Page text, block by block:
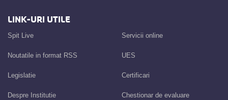
LINK-URI UTILE
Spit Live
Noutatile in format RSS
Legislatie
Despre Institutie
Servicii online
UES
Certificari
Chestionar de evaluare